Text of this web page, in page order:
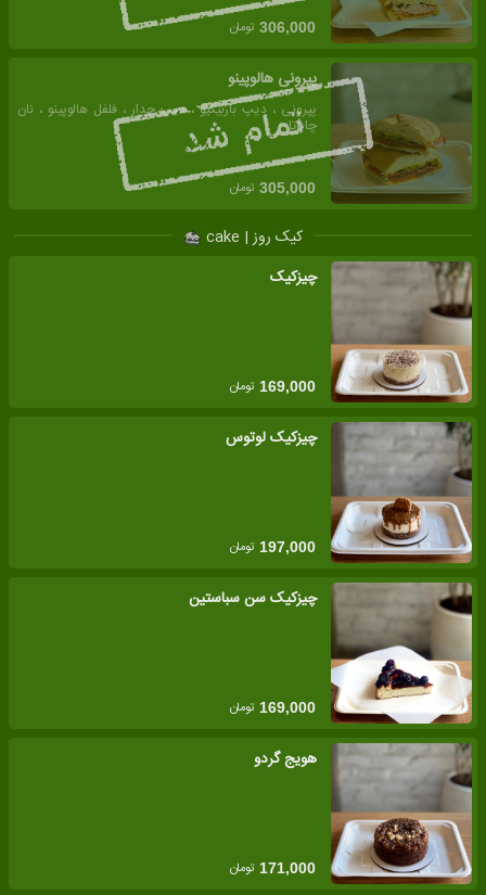
306,000 تومان
پپرونی هالوپینو
پپرونی ، دیپ باربیکیو ، دیپ چدار ، فلفل هالوپینو ، نان
چاپاتا
305,000 تومان
کیک روز | cake
چیزکیک
169,000 تومان
چیزکیک لوتوس
197,000 تومان
چیزکیک سن سباستین
169,000 تومان
هویج گردو
171,000 تومان